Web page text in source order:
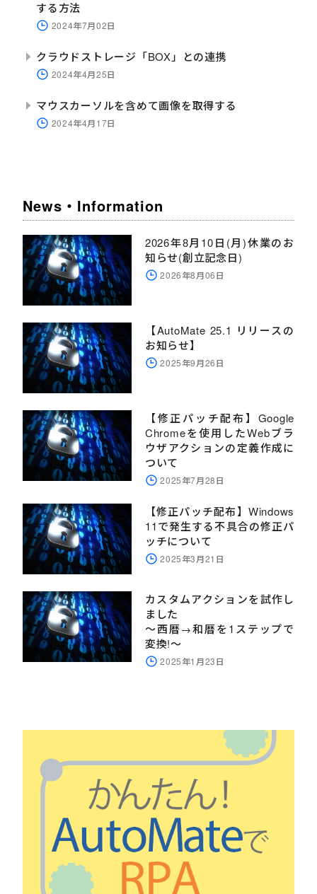
する方法
2024年7月02日
クラウドストレージ「BOX」との連携
2024年4月25日
マウスカーソルを含めて画像を取得する
2024年4月17日
News・Information
2026年8月10日(月)休業のお
知らせ(創立記念日)
2026年8月06日
【AutoMate 25.1 リリースの
お知らせ】
2025年9月26日
【修正パッチ配布】Google
Chromeを使用したWebブラ
ウザアクションの定義作成に
ついて
2025年7月28日
【修正パッチ配布】Windows
11で発生する不具合の修正パ
ッチについて
2025年3月21日
カスタムアクションを試作し
ました
～西暦→和暦を1ステップで
変換!～
2025年1月23日